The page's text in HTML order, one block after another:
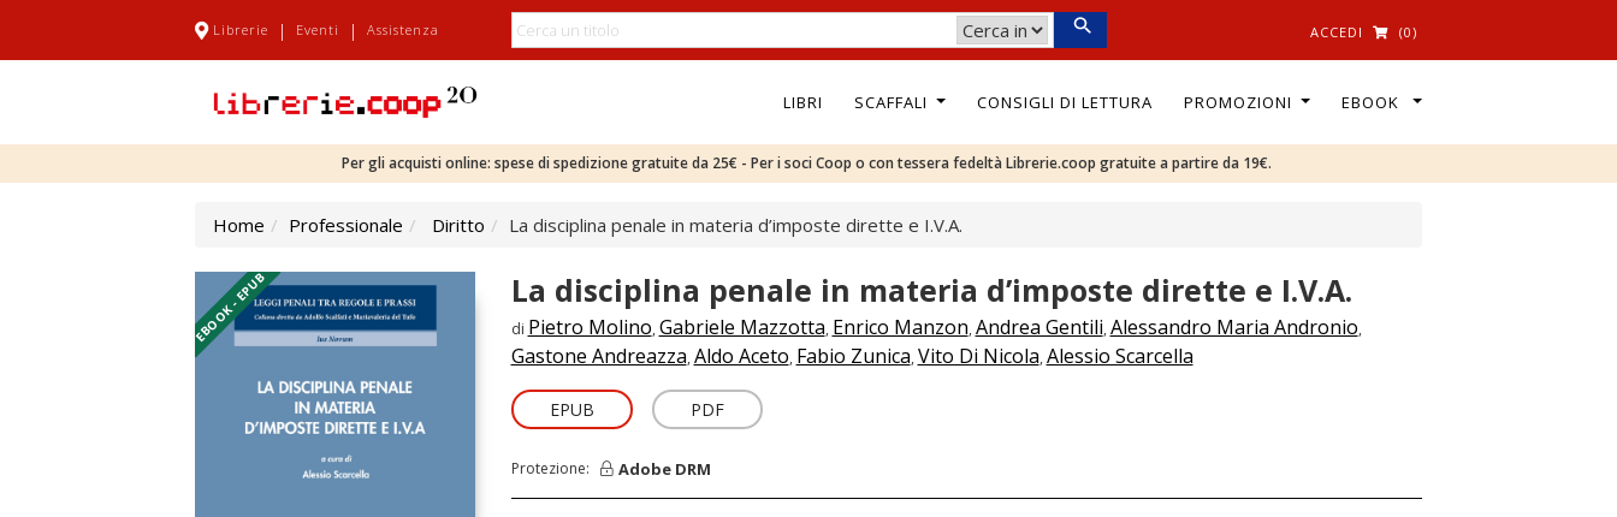
Librerie | Eventi | Assistenza ACCEDI (0)
LIBRI SCAFFALI CONSIGLI DI LETTURA PROMOZIONI EBOOK
Per gli acquisti online: spese di spedizione gratuite da 25€ - Per i soci Coop o con tessera fedeltà Librerie.coop gratuite a partire da 19€.
Home Professionale Diritto La disciplina penale in materia d’imposte dirette e I.V.A.
EBOOK - EPUB La disciplina penale in materia d’imposte dirette e I.V.A.
di Pietro Molino, Gabriele Mazzotta, Enrico Manzon, Andrea Gentili, Alessandro Maria Andronio,
Gastone Andreazza, Aldo Aceto, Fabio Zunica, Vito Di Nicola, Alessio Scarcella
EPUB PDF
Protezione: Adobe DRM